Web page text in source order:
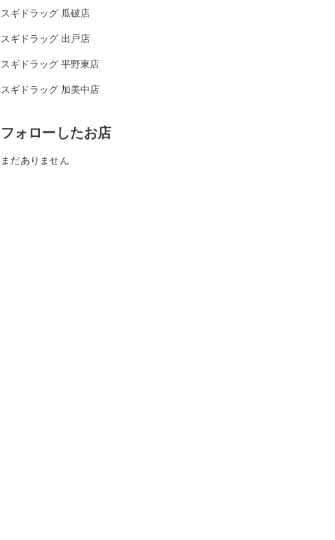
スギドラッグ 瓜破店
スギドラッグ 出戸店
スギドラッグ 平野東店
スギドラッグ 加美中店
フォローしたお店
まだありません